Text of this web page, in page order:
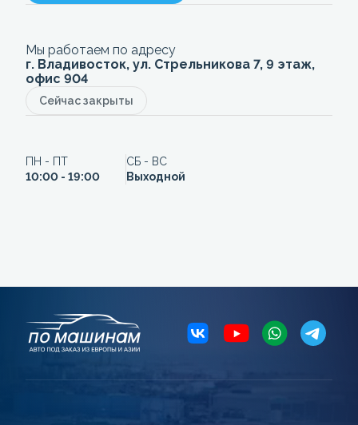
Мы работаем по адресу
г. Владивосток, ул. Стрельникова 7, 9 этаж,
офис 904
Сейчас закрыты
ПН - ПТ
10:00 - 19:00
СБ - ВС
Выходной